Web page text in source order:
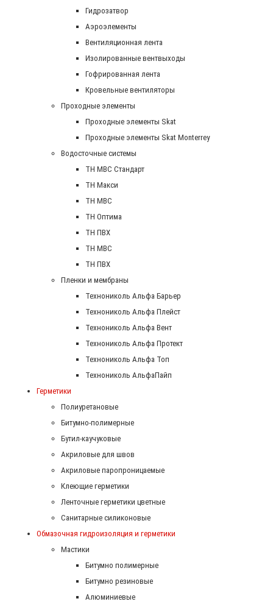
Гидрозатвор
Аэроэлементы
Вентиляционная лента
Изолированные вентвыходы
Гофрированная лента
Кровельные вентиляторы
Проходные элементы
Проходные элементы Skat
Проходные элементы Skat Monterrey
Водосточные системы
TH MBC Стандарт
TH Макси
TH МВС
TH Оптима
TH ПВХ
ТН МВС
ТН ПВХ
Пленки и мембраны
Технониколь Альфа Барьер
Технониколь Альфа Плейст
Технониколь Альфа Вент
Технониколь Альфа Протект
Технониколь Альфа Топ
Технониколь АльфаПайп
Герметики
Полиуретановые
Битумно-полимерные
Бутил-каучуковые
Акриловые для швов
Акриловые паропроницаемые
Клеющие герметики
Ленточные герметики цветные
Санитарные силиконовые
Обмазочная гидроизоляция и герметики
Мастики
Битумно полимерные
Битумно резиновые
Алюминиевые